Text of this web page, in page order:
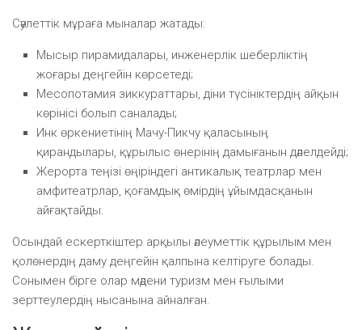
Сәулеттік мұраға мыналар жатады:
Мысыр пирамидалары, инженерлік шеберліктің
жоғары деңгейін көрсетеді;
Месопотамия зиккураттары, діни түсініктердің айқын
көрінісі болып саналады;
Инк өркениетінің Мачу-Пикчу қаласының
қирандылары, құрылыс өнерінің дамығанын дәлелдейді;
Жерорта теңізі өңіріндегі антикалық театрлар мен
амфитеатрлар, қоғамдық өмірдің ұйымдасқанын
айғақтайды.
Осындай ескерткіштер арқылы әлеуметтік құрылым мен
қолөнердің даму деңгейін қалпына келтіруге болады.
Сонымен бірге олар мәдени туризм мен ғылыми
зерттеулердің нысанына айналған.